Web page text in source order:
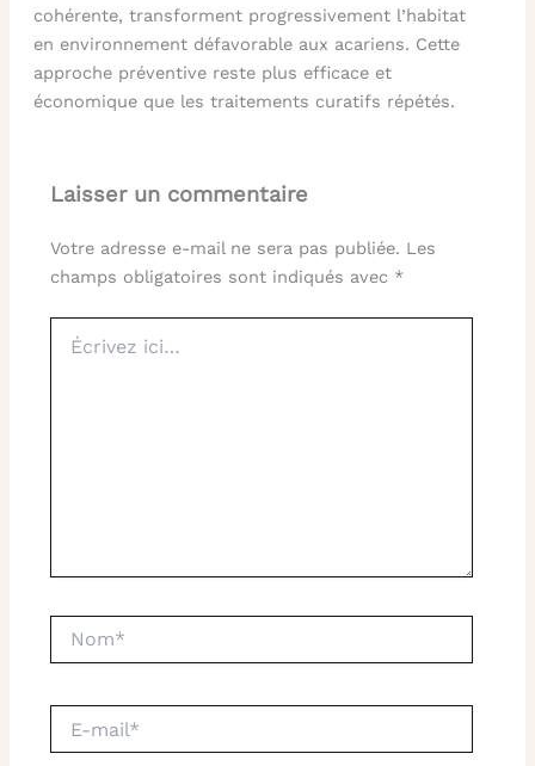
cohérente, transforment progressivement l’habitat
en environnement défavorable aux acariens. Cette
approche préventive reste plus efficace et
économique que les traitements curatifs répétés.
Laisser un commentaire
Votre adresse e-mail ne sera pas publiée. Les
champs obligatoires sont indiqués avec *
ici…
mail*